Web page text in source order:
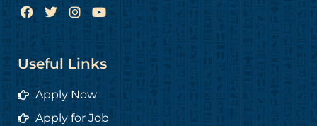
F
a
b
o
k
T
w
t
e
I
n
a
g
a
m
Y
o
u
b
Useful Links
Apply Now
Apply for Job